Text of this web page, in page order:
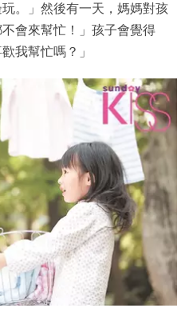
。」然後有一天，媽媽對孩
會來幫忙！」孩子會覺得
我幫忙嗎？」